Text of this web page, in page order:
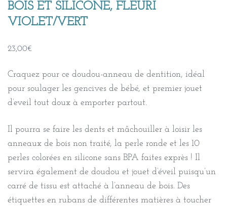
BOIS ET SILICONE, FLEURI
VIOLET/VERT
23,00€
Craquez pour ce doudou-anneau de dentition, idéal
pour soulager les gencives de bébé, et premier jouet
d’eveil tout doux à emporter partout.
Il pourra se faire les dents et mâchouiller à loisir les
anneaux de bois non traité, la perle ronde et les 10
perles colorées en silicone sans BPA faites exprès ! Il
servira également de doudou et jouet d’éveil puisqu’un
carré de tissu est attaché à l’anneau de bois. Des
étiquettes en rubans de différentes matières à toucher